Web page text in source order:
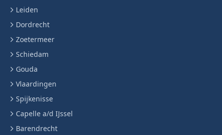
Leiden
Dordrecht
Zoetermeer
Schiedam
Gouda
Vlaardingen
Spijkenisse
Capelle a/d IJssel
Barendrecht